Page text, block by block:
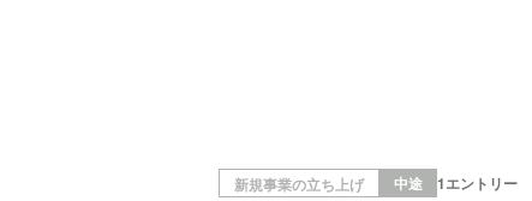
新規事業の立ち上げ 中途 1エントリー